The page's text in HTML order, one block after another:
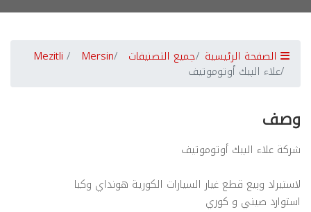
الصفحة الرئيسية جميع التصنيفات Mersin
Mezitli
علاء البيك أوتوموتيف
وصف
شركة علاء البيك أوتوموتيف
لاستيراد وبيع قطع غيار السيارات الكورية هونداي وكيا
استوارد صيني و كوري